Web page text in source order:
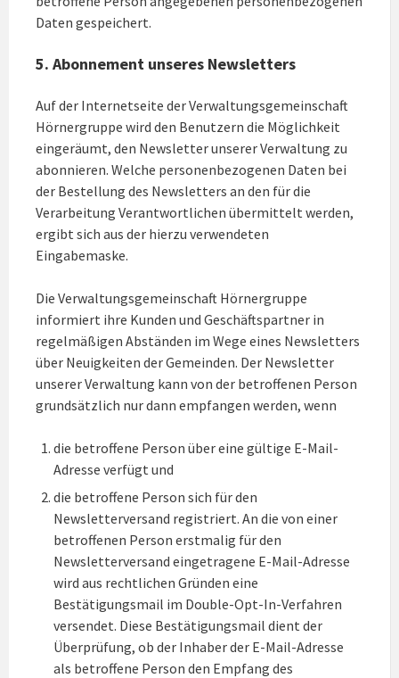
Daten gespeichert.
5. Abonnement unseres Newsletters
Auf der Internetseite der Verwaltungsgemeinschaft
Hörnergruppe wird den Benutzern die Möglichkeit
eingeräumt, den Newsletter unserer Verwaltung zu
abonnieren. Welche personenbezogenen Daten bei
der Bestellung des Newsletters an den für die
Verarbeitung Verantwortlichen übermittelt werden,
ergibt sich aus der hierzu verwendeten
Eingabemaske.
Die Verwaltungsgemeinschaft Hörnergruppe
informiert ihre Kunden und Geschäftspartner in
regelmäßigen Abständen im Wege eines Newsletters
über Neuigkeiten der Gemeinden. Der Newsletter
unserer Verwaltung kann von der betroffenen Person
grundsätzlich nur dann empfangen werden, wenn
die betroffene Person über eine gültige E-Mail-
Adresse verfügt und
die betroffene Person sich für den
Newsletterversand registriert. An die von einer
betroffenen Person erstmalig für den
Newsletterversand eingetragene E-Mail-Adresse
wird aus rechtlichen Gründen eine
Bestätigungsmail im Double-Opt-In-Verfahren
versendet. Diese Bestätigungsmail dient der
Überprüfung, ob der Inhaber der E-Mail-Adresse
als betroffene Person den Empfang des